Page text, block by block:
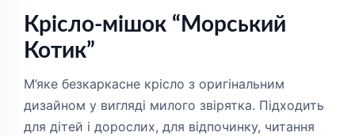
Крісло-мішок “Морський
Котик”
М’яке безкаркасне крісло з оригінальним
дизайном у вигляді милого звірятка. Підходить
для дітей і дорослих, для відпочинку, читання